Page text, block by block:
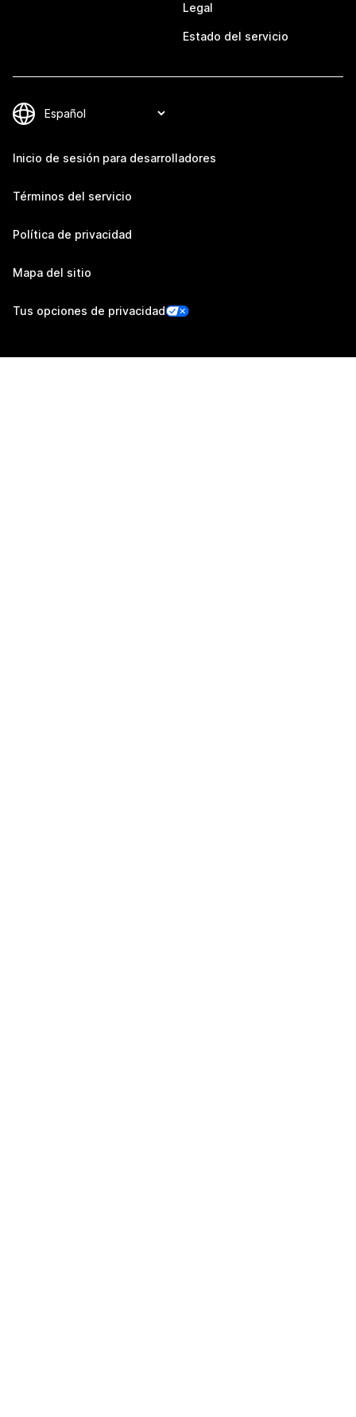
Legal
Estado del servicio
Inicio de sesión para desarrolladores
Términos del servicio
Política de privacidad
Mapa del sitio
Tus opciones de privacidad